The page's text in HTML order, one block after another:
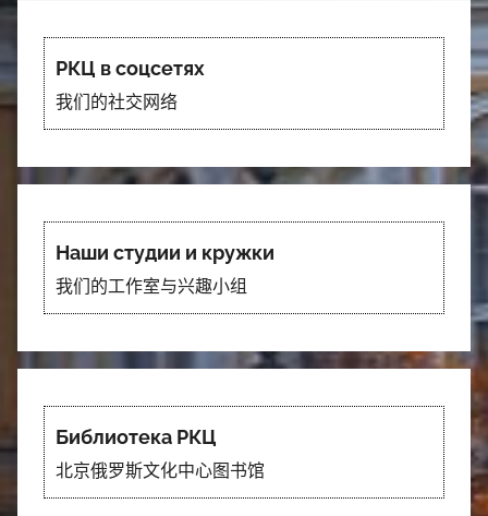
РКЦ в соцсетях
我们的社交网络
Наши студии и кружки
我们的工作室与兴趣小组
Библиотека РКЦ
北京俄罗斯文化中心图书馆